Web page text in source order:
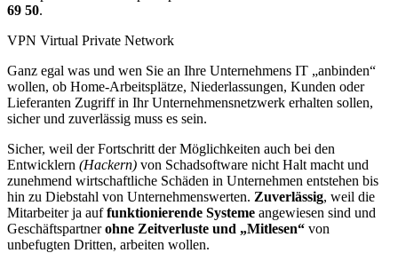
69 50.
VPN Virtual Private Network
Ganz egal was und wen Sie an Ihre Unternehmens IT „anbinden“
wollen, ob Home-Arbeitsplätze, Niederlassungen, Kunden oder
Lieferanten Zugriff in Ihr Unternehmensnetzwerk erhalten sollen,
sicher und zuverlässig muss es sein.
Sicher, weil der Fortschritt der Möglichkeiten auch bei den
Entwicklern (Hackern) von Schadsoftware nicht Halt macht und
zunehmend wirtschaftliche Schäden in Unternehmen entstehen bis
hin zu Diebstahl von Unternehmenswerten. Zuverlässig, weil die
Mitarbeiter ja auffunktionierende Systeme angewiesen sind und
Geschäftspartnerohne Zeitverluste und „Mitlesen“ von
unbefugten Dritten, arbeiten wollen.